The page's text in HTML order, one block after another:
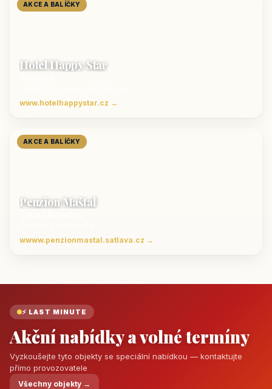
AKCE A BALÍČKY
Hotel Happy Star
www.hotelhappystar.cz →
AKCE A BALÍČKY
Penzion Maštal
wwww.penzionmastal.satlava.cz →
⚡ LAST MINUTE
Akční nabídky a volné termíny
Vyzkoušejte tyto objekty se speciální nabídkou — kontaktujte
přímo provozovatele
Všechny objekty →